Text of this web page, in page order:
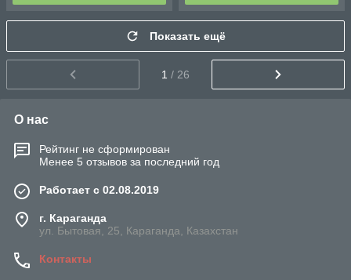
Показать ещё
1 / 26
О нас
Рейтинг не сформирован
Менее 5 отзывов за последний год
Работает с 02.08.2019
г. Караганда
ул. Бытовая, 25, Караганда, Казахстан
Контакты